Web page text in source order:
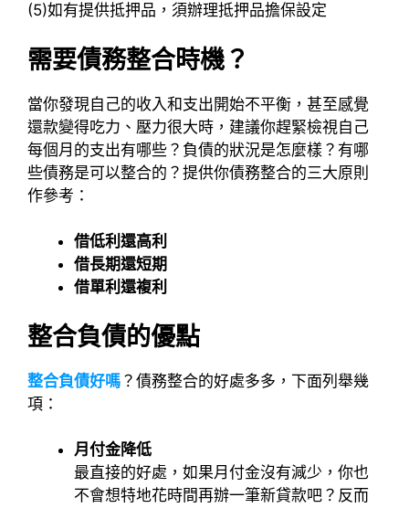
(5)如有提供抵押品，須辦理抵押品擔保設定
需要債務整合時機？
當你發現自己的收入和支出開始不平衡，甚至感覺
還款變得吃力、壓力很大時，建議你趕緊檢視自己
每個月的支出有哪些？負債的狀況是怎麼樣？有哪
些債務是可以整合的？提供你債務整合的三大原則
作參考：
借低利還高利
借長期還短期
借單利還複利
整合負債的優點
整合負債好嗎 ？債務整合的好處多多，下面列舉幾
項：
月付金降低
最直接的好處，如果月付金沒有減少，你也
不會想特地花時間再辦一筆新貸款吧？反而